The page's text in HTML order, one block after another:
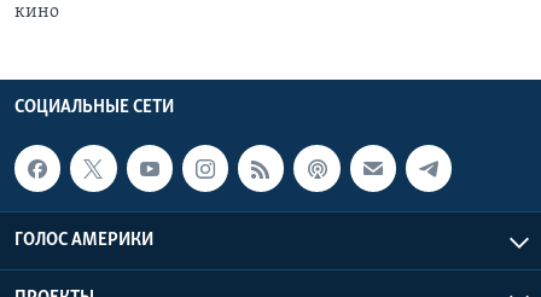
кино
СОЦИАЛЬНЫЕ СЕТИ
ГОЛОС АМЕРИКИ